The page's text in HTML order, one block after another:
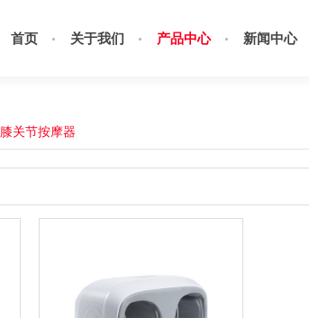
首页 关于我们 产品中心 新闻中心
膝关节按摩器